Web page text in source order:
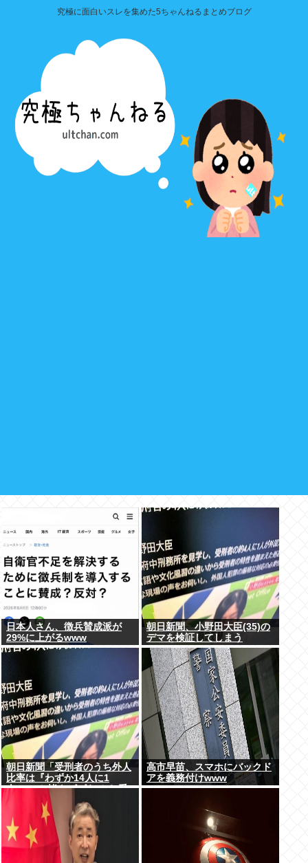
究極に面白いスレを集めた5ちゃんねるまとめブログ
日本人さん、徴兵賛成派が
29%に上がるwww
朝日新聞、小野田大臣(35)の
デマを検証してしまう
朝日新聞「受刑者のうち外人
比率は『わずか14人に1
人』!」と皆をビビらせる 受
刑者の7%が外人…
高市早苗、スマホにバックド
アを義務付けwww